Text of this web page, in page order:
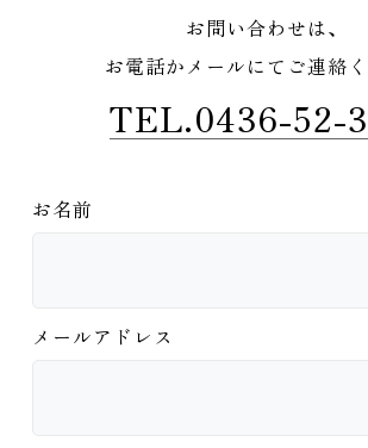
お問い合わせは、
お電話かメールにてご連絡
TEL.0436-52-
お名前
メールアドレス